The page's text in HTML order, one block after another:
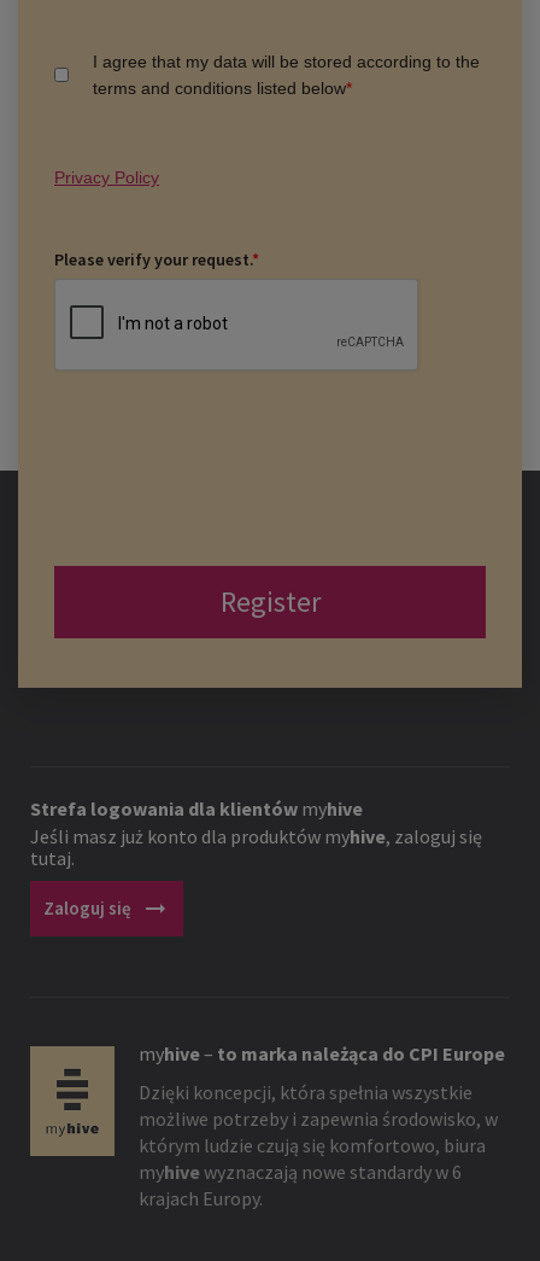
I agree that my data will be stored according to the
terms and conditions listed below*
Privacy Policy
Please verify your request.*
Register
Strefa logowania dla klientów myhive
Jeśli masz już konto dla produktów myhive, zaloguj się
tutaj.
Zaloguj się arrow_right_alt
myhive– to marka należąca do CPI Europe
Dzięki koncepcji, która spełnia wszystkie
możliwe potrzeby i zapewnia środowisko, w
którym ludzie czują się komfortowo, biura
myhivewyznaczają nowe standardy w 6
krajach Europy.